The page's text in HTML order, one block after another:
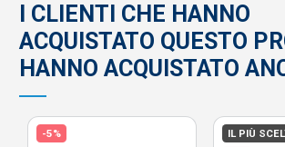
I CLIENTI CHE HANNO
ACQUISTATO QUESTO
HANNO ACQUISTATO
-5%
IL PIÙ